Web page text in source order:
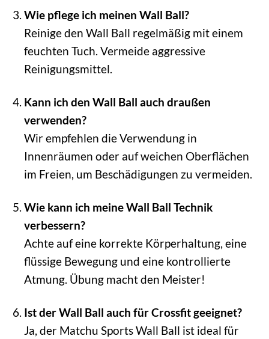
Wie pflege ich meinen Wall Ball?
Reinige den Wall Ball regelmäßig mit einem
feuchten Tuch. Vermeide aggressive
Reinigungsmittel.
Kann ich den Wall Ball auch draußen
verwenden?
Wir empfehlen die Verwendung in
Innenräumen oder auf weichen Oberflächen
im Freien, um Beschädigungen zu vermeiden.
Wie kann ich meine Wall Ball Technik
verbessern?
Achte auf eine korrekte Körperhaltung, eine
flüssige Bewegung und eine kontrollierte
Atmung. Übung macht den Meister!
Ist der Wall Ball auch für Crossfit geeignet?
Ja, der Matchu Sports Wall Ball ist ideal für